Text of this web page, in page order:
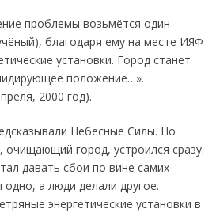
проблемы возьмётся один
благодаря ему на месте ИЯФ
установки. Город станет
положение…».
2000 год).
Небесные Силы. Но
город, устроился сразу.
давать сбои по вине самих
а люди делали другое.
энергетические установки в